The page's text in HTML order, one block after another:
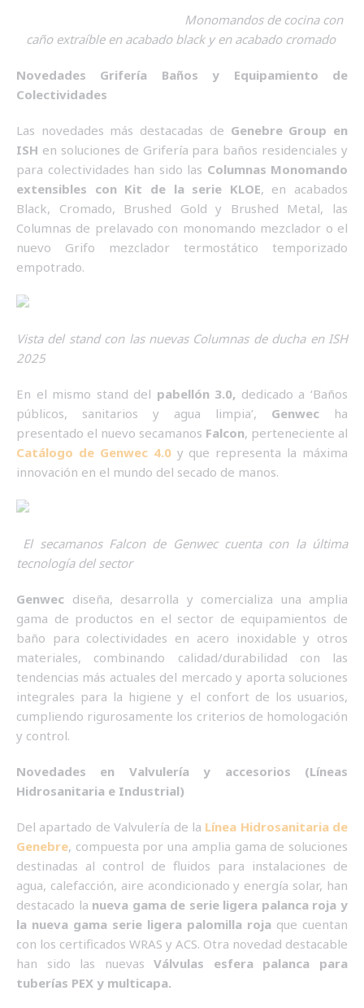
Monomandos de cocina con
caño extraíble en acabado black y en acabado cromado
Novedades Grifería Baños y Equipamiento de
Colectividades
Las novedades más destacadas de Genebre Group en
ISH en soluciones de Grifería para baños residenciales y
para colectividades han sido las Columnas Monomando
extensibles con Kit de la serie KLOE, en acabados
Black, Cromado, Brushed Gold y Brushed Metal, las
Columnas de prelavado con monomando mezclador o el
nuevo Grifo mezclador termostático temporizado
empotrado.
Vista del stand con las nuevas Columnas de ducha en ISH
2025
En el mismo stand del pabellón 3.0, dedicado a ‘Baños
públicos, sanitarios y agua limpia’, Genwec ha
presentado el nuevo secamanos Falcon, perteneciente al
Catálogo de Genwec 4.0y que representa la máxima
innovación en el mundo del secado de manos.
El secamanos Falcon de Genwec cuenta con la última
tecnología del sector
Genwec diseña, desarrolla y comercializa una amplia
gama de productos en el sector de equipamientos de
baño para colectividades en acero inoxidable y otros
materiales, combinando calidad/durabilidad con las
tendencias más actuales del mercado y aporta soluciones
integrales para la higiene y el confort de los usuarios,
cumpliendo rigurosamente los criterios de homologación
y control.
Novedades en Valvulería y accesorios (Líneas
Hidrosanitaria e Industrial)
Del apartado de Valvulería de la Línea Hidrosanitaria de
Genebre, compuesta por una amplia gama de soluciones
destinadas al control de fluidos para instalaciones de
agua, calefacción, aire acondicionado y energía solar, han
destacado la nueva gama de serie ligera palanca roja y
la nueva gama serie ligera palomilla roja que cuentan
con los certificados WRAS y ACS. Otra novedad destacable
han sido las nuevasVálvulas esfera palanca para
tuberías PEX y multicapa.